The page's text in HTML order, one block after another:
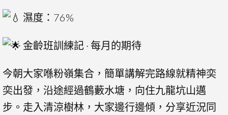
濕度：76%
金齡班訓練記 · 每月的期待
今朝大家喺粉嶺集合，簡單講解完路線就精神奕
奕出發，沿途經過鶴藪水塘，向住九龍坑山邁
步。走入清涼樹林，大家邊行邊傾，分享近況同